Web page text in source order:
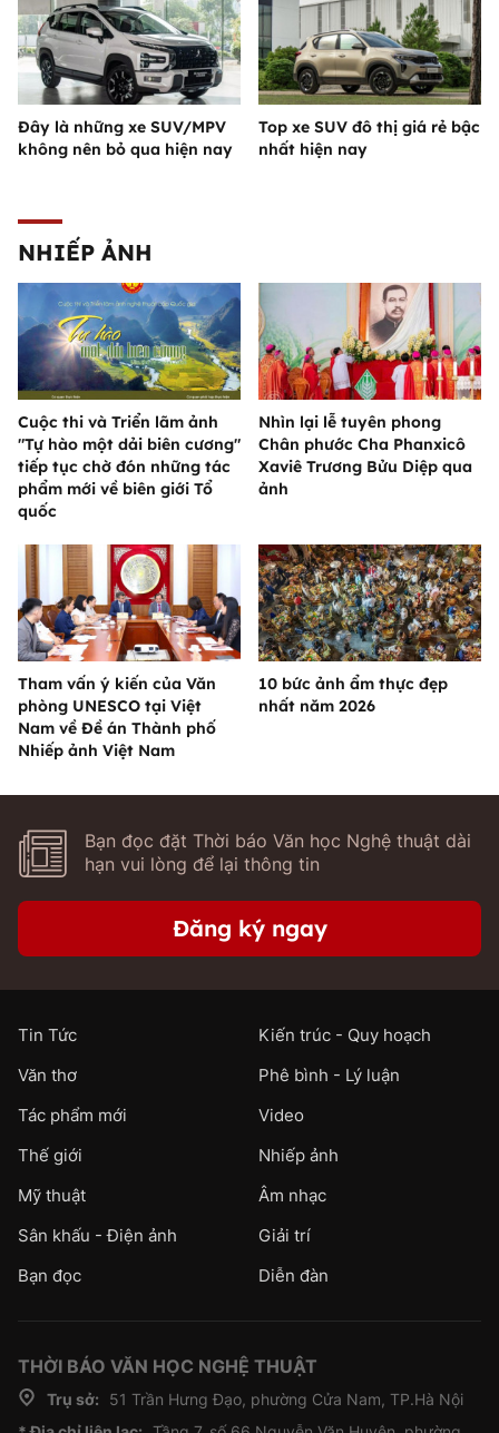
Đây là những xe SUV/MPV
không nên bỏ qua hiện nay
Top xe SUV đô thị giá rẻ bậc
nhất hiện nay
NHIẾP ẢNH
Cuộc thi và Triển lãm ảnh
"Tự hào một dải biên cương"
tiếp tục chờ đón những tác
phẩm mới về biên giới Tổ
quốc
Nhìn lại lễ tuyên phong
Chân phước Cha Phanxicô
Xaviê Trương Bửu Diệp qua
ảnh
Tham vấn ý kiến của Văn
phòng UNESCO tại Việt
Nam về Đề án Thành phố
Nhiếp ảnh Việt Nam
10 bức ảnh ẩm thực đẹp
nhất năm 2026
Bạn đọc đặt Thời báo Văn học Nghệ thuật dài
hạn vui lòng để lại thông tin
Đăng ký ngay
Tin Tức
Kiến trúc - Quy hoạch
Văn thơ
Phê bình - Lý luận
Tác phẩm mới
Video
Thế giới
Nhiếp ảnh
Mỹ thuật
Âm nhạc
Sân khấu - Điện ảnh
Giải trí
Bạn đọc
Diễn đàn
THỜI BÁO VĂN HỌC NGHỆ THUẬT
Trụ sở:
51 Trần Hưng Đạo, phường Cửa Nam, TP.Hà Nội